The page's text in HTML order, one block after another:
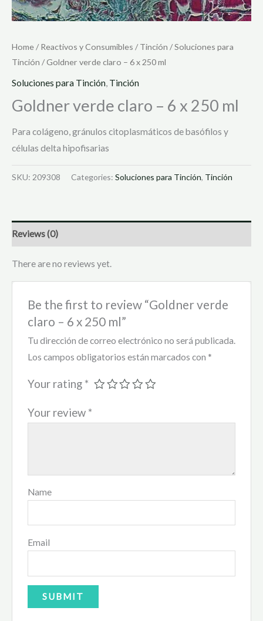
Home/Reactivos y Consumibles /Tinción /Soluciones para
Tinción / Goldner verde claro – 6 x 250 ml
Soluciones para Tinción Tinción
Goldner verde claro – 6 x 250 ml
Para colágeno, gránulos citoplasmáticos de basófilos y
células delta hipofisarias
SKU: 209308 Categories: Soluciones para Tinción, Tinción
Reviews (0)
There are no reviews yet.
Be the first to review “Goldner verde
claro – 6 x 250 ml”
Tu dirección de correo electrónico no será publicada.
Los campos obligatorios están marcados con *
Your rating *
Your review *
Name
Email